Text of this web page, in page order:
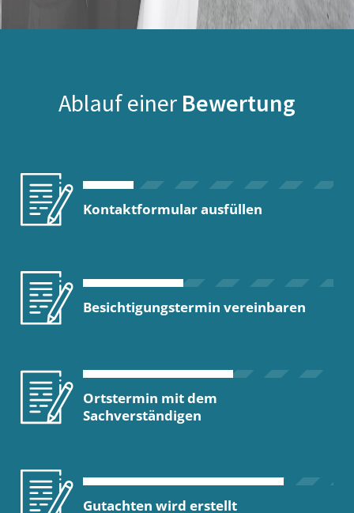
Ablauf einer Bewertung
Kontaktformular ausfüllen
Besichtigungstermin vereinbaren
Ortstermin mit dem
Sachverständigen
Gutachten wird erstellt